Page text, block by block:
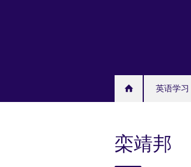
英语学习
栾靖邦